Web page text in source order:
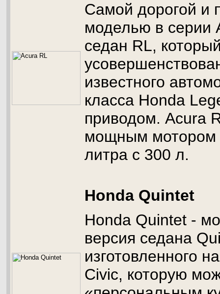
Самой дорогой и
моделью в серии
седан RL,
известного
класса Honda
приводом. Acura
мощным мотором
литра с 300 л.
Honda Quintet
Honda Quintet -
версия седана
изготовленного
Civic, которую